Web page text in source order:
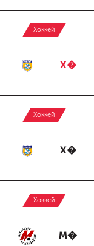
Хоккей
Х�
Хоккей
Х�
Хоккей
М�